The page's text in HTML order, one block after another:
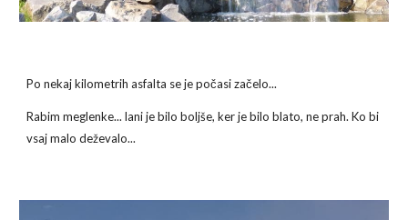
Po nekaj kilometrih asfalta se je počasi začelo...
Rabim meglenke... lani je bilo boljše, ker je bilo blato, ne prah. Ko bi
vsaj malo deževalo...